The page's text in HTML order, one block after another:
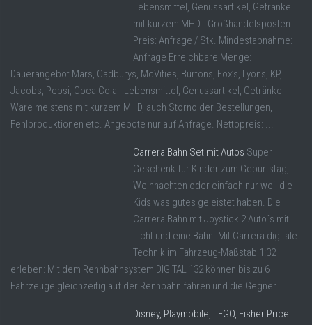
Lebensmittel, Genussartikel, Getränke
mit kurzem MHD - Großhandelsposten
Preis: Anfrage / Stk. Mindestabnahme:
Anfrage Erreichbare Menge:
Dauerangebot Mars, Cadburys, McVities, Burtons, Fox’s, Lyons, KP,
Jacobs, Pepsi, Coca Cola - Lebensmittel, Genussartikel, Getränke -
Ware meistens mit kurzem MHD, auch Storno der Bestellungen,
Fehlproduktionen etc. Angebote nur auf Anfrage. Nettopreis: ...
Carrera Bahn Set mit Autos Super
Geschenk für Kinder zum Geburtstag,
Weihnachten oder einfach nur weil die
Kids was gutes geleistet haben. Die
Carrera Bahn mit Joystick 2 Auto´s mit
Licht und eine Bahn. Mit Carrera digitale
Technik im Fahrzeug-Maßstab 1:32
erleben: Mit dem Rennbahnsystem DIGITAL 132 können bis zu 6
Fahrzeuge gleichzeitig auf der Rennbahn fahren und die Gegner ...
Disney, Playmobile, LEGO, Fisher Price